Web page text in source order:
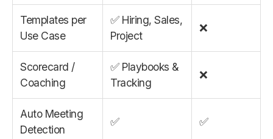
Templates per
Use Case
✅ Hiring, Sales,
Project
❌
Scorecard /
Coaching
✅ Playbooks &
Tracking
❌
Auto Meeting
Detection
✅ ✅